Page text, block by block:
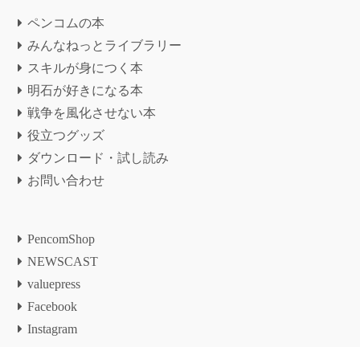
ペンコムの本
みんなねっとライブラリー
スキルが身につく本
明石が好きになる本
戦争を風化させない本
役立つグッズ
ダウンロード・試し読み
お問い合わせ
PencomShop
NEWSCAST
valuepress
Facebook
Instagram